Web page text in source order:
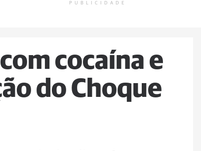
PUBLICIDADE
cocaína e
do Choque